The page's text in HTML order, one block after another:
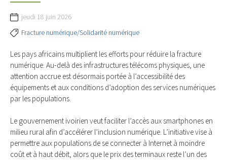
jeudi 18 juin 2026
Fracture numérique/Solidarité numérique
Les pays africains multiplient les efforts pour réduire la fracture
numérique. Au-delà des infrastructures télécoms physiques, une
attention accrue est désormais portée à l’accessibilité des
équipements et aux conditions d’adoption des services numériques
par les populations.
Le gouvernement ivoirien veut faciliter l’accès aux smartphones en
milieu rural afin d’accélérer l’inclusion numérique. L’initiative vise à
permettre aux populations de se connecter à Internet à moindre
coût et à haut débit, alors que le prix des terminaux reste l’un des